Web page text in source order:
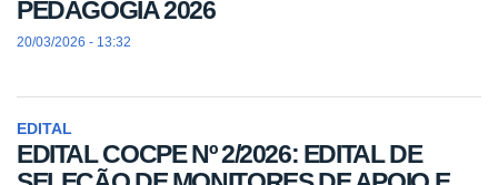
PEDAGOGIA 2026
20/03/2026 - 13:32
EDITAL
EDITAL COCPE Nº 2/2026: EDITAL DE